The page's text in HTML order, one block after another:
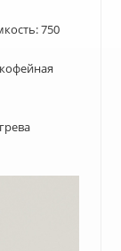
750